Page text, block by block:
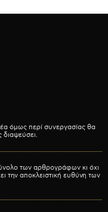
όμως περί συνεργασίας θα
διαψεύσει.
των αρθρογράφων κι όχι
την αποκλειστική ευθύνη των